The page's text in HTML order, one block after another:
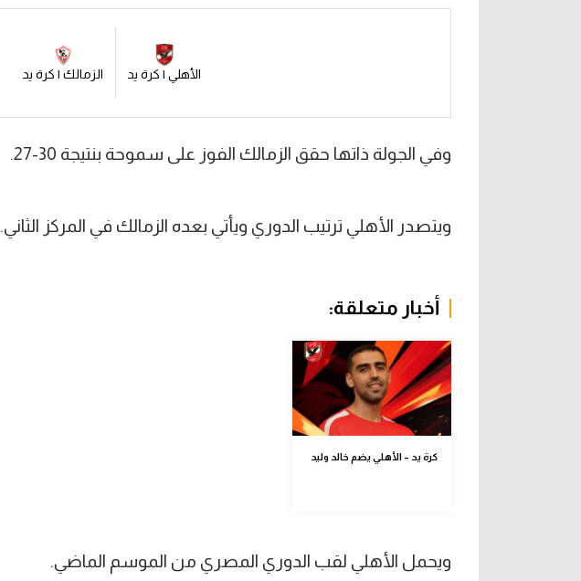
الأهلي | كرة يد الزمالك | كرة يد
وفي الجولة ذاتها حقق الزمالك الفوز على سموحة بنتيجة 30-27.
ويتصدر الأهلي ترتيب الدوري ويأتي بعده الزمالك في المركز الثاني.
أخبار متعلقة:
كرة يد – الأهلي يضم خالد وليد
ويحمل الأهلي لقب الدوري المصري من الموسم الماضي.